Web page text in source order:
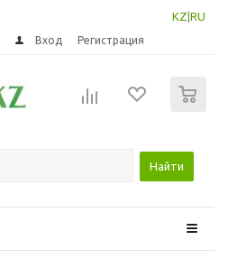
KZ RU
Вход Регистрация
Найти